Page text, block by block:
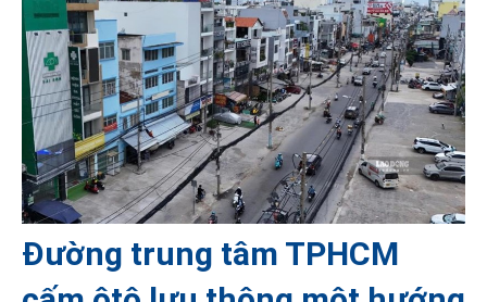
Đường trung tâm TPHCM